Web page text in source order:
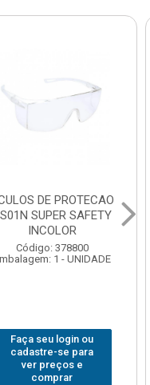
DESCARTAVEL
PFF2 PLASTCOR COM
VALVULA 933
Código: 378477
Embalagem: 1 - UNIDADE
Faça seu login ou
cadastre-se para
ver preços e
comprar